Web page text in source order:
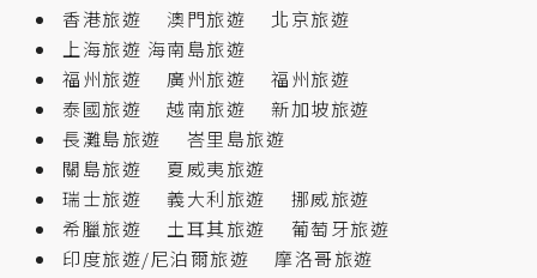
香港旅遊
澳門旅遊
北京旅遊
上海旅遊 海南島旅遊
福州旅遊
廣州旅遊
福州旅遊
泰國旅遊
越南旅遊
新加坡旅遊
長灘島旅遊
峇里島旅遊
關島旅遊
夏威夷旅遊
瑞士旅遊
義大利旅遊
挪威旅遊
希臘旅遊
土耳其旅遊
葡萄牙旅遊
印度旅遊/尼泊爾旅遊
摩洛哥旅遊